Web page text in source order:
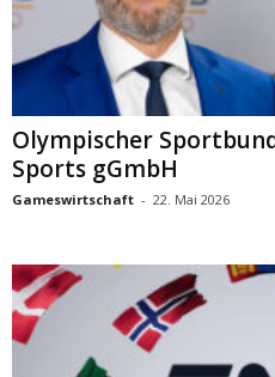
Olympischer
Sports gGmbH
Gameswirtschaft - 22. Mai 2026